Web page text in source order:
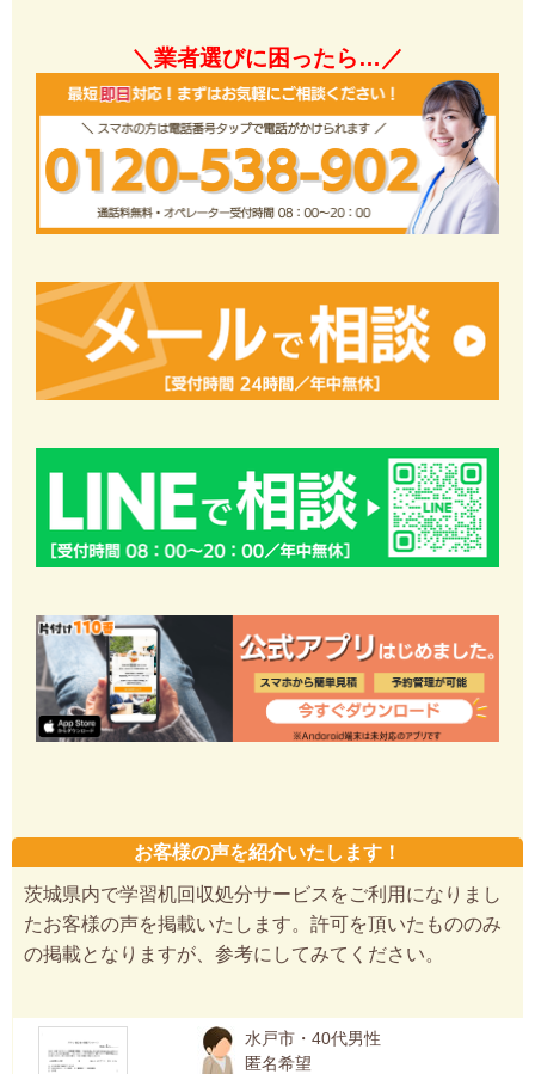
＼業者選びに困ったら…／
お客様の声を紹介いたします！
茨城県内で学習机回収処分サービスをご利用になりまし
たお客様の声を掲載いたします。許可を頂いたもののみ
の掲載となりますが、参考にしてみてください。
水戸市・40代男性
匿名希望